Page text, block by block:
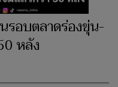
รอบตลาดร่องขุ่น-
หลัง